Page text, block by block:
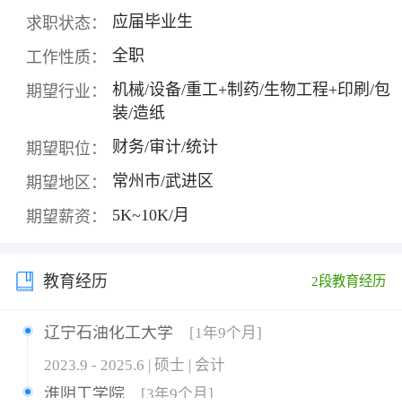
求职状态：
应届毕业生
工作性质：
全职
期望行业：
机械/设备/重工+制药/生物工程+印刷/包
装/造纸
期望职位：
财务/审计/统计
期望地区：
常州市/武进区
期望薪资：
5K~10K/月
教育经历 2段教育经历
辽宁石油化工大学
[1年9个月]
2023.9 - 2025.6 | 硕士 | 会计
淮阴工学院
[3年9个月]